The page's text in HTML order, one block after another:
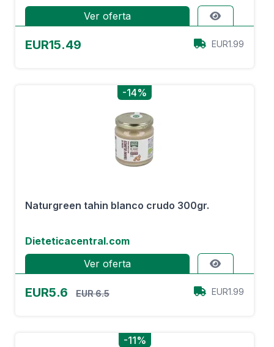
Ver oferta
EUR15.49 EUR1.99
-14%
Naturgreen tahin blanco crudo 300gr.
Dieteticacentral.com
Ver oferta
EUR5.6 EUR 6.5 EUR1.99
-11%